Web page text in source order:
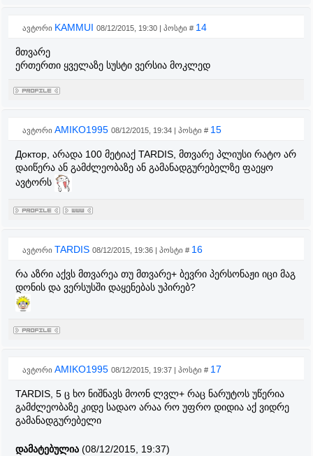
ავტორი KAMMUI 08/12/2015, 19:30 | პოსტი # 14
მთვარე
ერთერთი ყველაზე სუსტი ვერსია მოკლედ
ავტორი AMIKO1995 08/12/2015, 19:34 | პოსტი # 15
Доктор, არადა 100 მეტიაქ TARDIS, მთვარე პლიუსი რატო არ
დაიწერა ან გამძლეობაზე ან გამანადგურებელზე ფაეყო
ავტორს
ავტორი TARDIS 08/12/2015, 19:36 | პოსტი # 16
რა აზრი აქვს მთვარეა თუ მთვარე+ ბევრი პერსონაჟი იცი მაგ
დონის და ვერსუსში დაყენებას უპირებ?
ავტორი AMIKO1995 08/12/2015, 19:37 | პოსტი # 17
TARDIS, 5 ც ხო ნიშნავს მოონ ლვლ+ რაც ნარუტოს უწერია
გამძლეობაზე კიდე სადაო არაა რო უფრო დიდია აქ ვიდრე
გამანადგურებელი
დამატებულია (08/12/2015, 19:37)